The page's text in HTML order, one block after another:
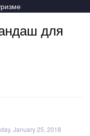
для
January 25, 2018